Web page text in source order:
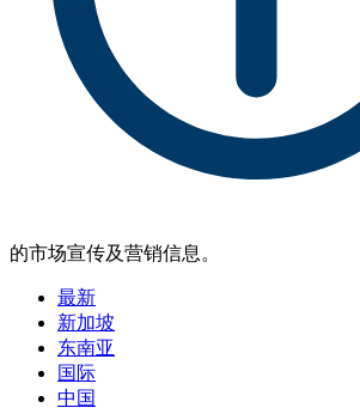
的市场宣传及营销信息。
最新
新加坡
东南亚
国际
中国